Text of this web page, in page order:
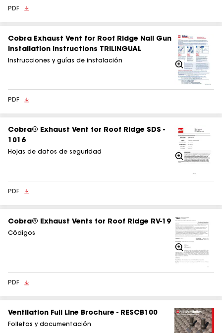
PDF
Cobra Exhaust Vent for Roof Ridge Nail Gun
Installation Instructions TRILINGUAL
Instrucciones y guías de instalación Acercarse
PDF
Cobra® Exhaust Vent for Roof Ridge SDS -
1016
Hojas de datos de seguridad Acercarse
PDF
Cobra® Exhaust Vents for Roof Ridge RV-19
Códigos
Acercarse
PDF
Ventilation Full Line Brochure - RESCB100
Folletos y documentación